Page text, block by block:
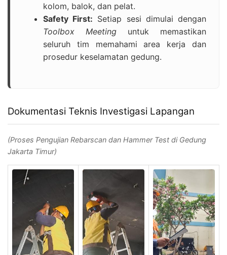
kolom, balok, dan pelat.
Safety First: Setiap sesi dimulai dengan
Toolbox Meeting untuk memastikan
seluruh tim memahami area kerja dan
prosedur keselamatan gedung.
Dokumentasi Teknis Investigasi Lapangan
(Proses Pengujian Rebarscan dan Hammer Test di Gedung
Jakarta Timur)